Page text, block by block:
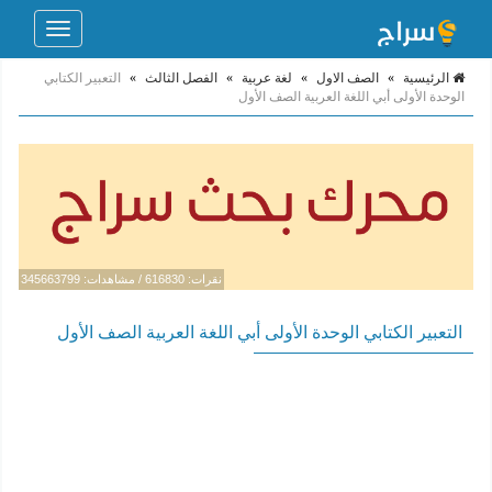
Toggle
الرئيسية » الصف الاول » لغة عربية » الفصل الثالث »
التعبير الكتابي
الوحدة الأولى أبي اللغة العربية الصف الأول
نقرات: 616830 / مشاهدات: 345663799
التعبير الكتابي الوحدة الأولى أبي اللغة العربية الصف الأول